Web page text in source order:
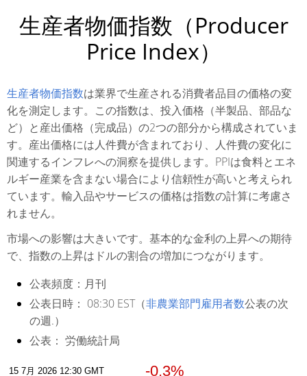
生産者物価指数（Producer
Price Index）
生産者物価指数は業界で生産される消費者品目の価格の変
化を測定します。この指数は、投入価格（半製品、部品な
ど）と産出価格（完成品）の2つの部分から構成されていま
す。産出価格には人件費が含まれており、人件費の変化に
関連するインフレへの洞察を提供します。PPIは食料とエネ
ルギー産業を含まない場合により信頼性が高いと考えられ
ています。輸入品やサービスの価格は指数の計算に考慮さ
れません。
市場への影響は大きいです。基本的な金利の上昇への期待
で、指数の上昇はドルの割合の増加につながります。
公表頻度： 月刊
公表日時： 08:30 EST（非農業部門雇用者数公表の次
の週.）
公表： 労働統計局